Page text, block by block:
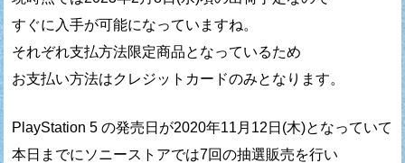
すぐに入手が可能になっていますね。
それぞれ支払方法限定商品となっているため
お支払い方法はクレジットカードのみとなります。
PlayStation 5 の発売日が2020年11月12日(木)となっていて
本日までにソニーストアでは7回の抽選販売を行い